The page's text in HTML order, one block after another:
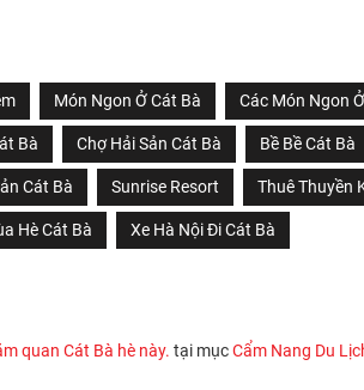
Món Ngon Ở Cát Bà Các Món Ngon
Bà Chợ Hải Sản Cát Bà Bề Bề Cát Bà
Cát Bà Sunrise Resort Thuê Thuyền
Hè Cát Bà Xe Hà Nội Đi Cát Bà
quan Cát Bà hè này. tại mụcCẩm Nang Du